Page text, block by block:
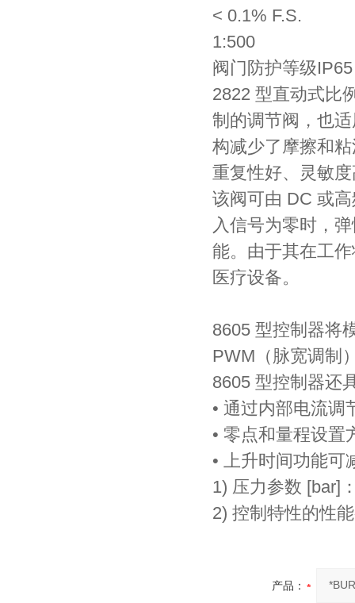
< 0.1% F.S.
1:500
阀门防护等级IP65
2822 型直动式比
制的调节阀，也
构减少了摩擦和
重复性好、灵敏
该阀可由 DC 或
入信号为零时，
能。由于其在工
医疗设备。
8605 型控制器将
PWM（脉宽调制
8605 型控制器还
• 通过内部电流调
• 零点和量程设置
• 上升时间功能可
1) 压力参数 [bar]
2) 控制特性的性
产品：